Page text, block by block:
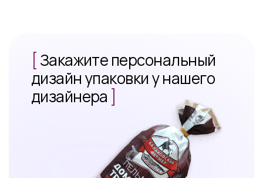
[Закажите персональный
дизайн упаковки у нашего
дизайнера ]